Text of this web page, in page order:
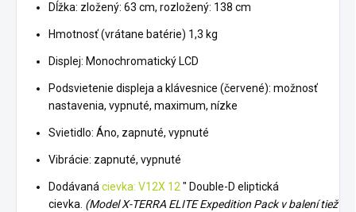
Dĺžka: zložený: 63 cm, rozložený: 138 cm
Hmotnosť (vrátane batérie) 1,3 kg
Displej: Monochromatický LCD
Podsvietenie displeja a klávesnice (červené): možnosť
nastavenia, vypnuté, maximum, nízke
Svietidlo: Áno, zapnuté, vypnuté
Vibrácie: zapnuté, vypnuté
Dodávaná cievka: V12X 12 " Double-D eliptická
cievka. (Model X-TERRA ELITE Expedition Pack v balení tiež